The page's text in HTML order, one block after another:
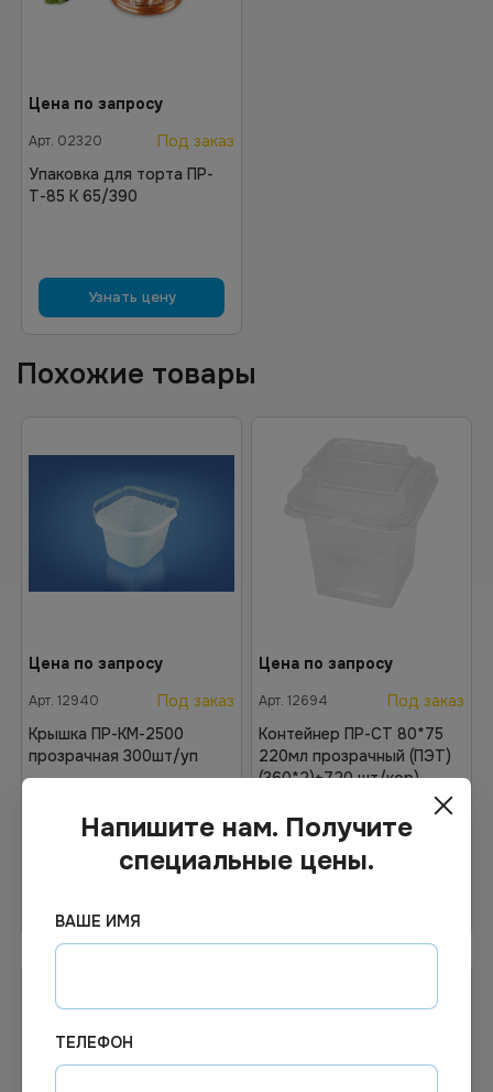
Цена по запросу
Арт. 02320
Под заказ
Упаковка для торта ПР-
Т-85 К 65/390
Узнать цену
Похожие товары
Цена по запросу
Арт. 12940
Под заказ
Крышка ПР-КМ-2500
прозрачная 300шт/уп
Цена по запросу
Арт. 12694
Под заказ
Контейнер ПР-СТ 80*75
220мл прозрачный (ПЭТ)
(360*2)+720 шт/кор)
Напишите нам. Получите
специальные цены.
ВАШЕ ИМЯ
ТЕЛЕФОН